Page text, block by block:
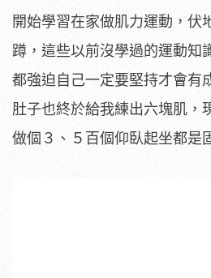
開始學習在家做肌力運動，伏
蹲，這些以前沒學過的運動知
都強迫自己一定要堅持才會有
肚子也終於給我練出六塊肌，
做個３、５百個仰臥起坐都是